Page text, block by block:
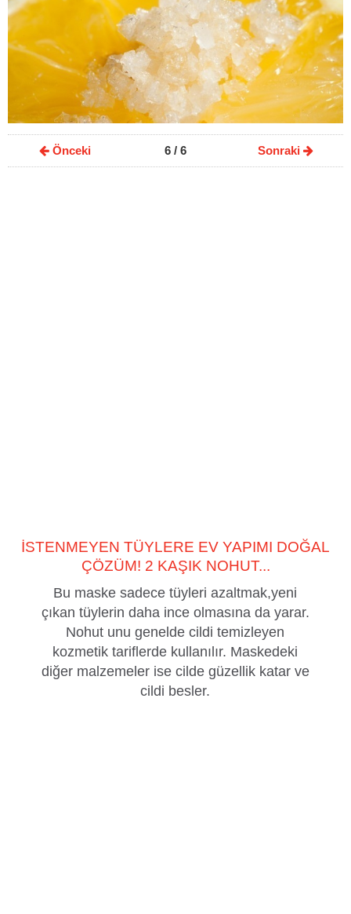
Önceki 6/ 6 Sonraki
İSTENMEYEN TÜYLERE EV YAPIMI DOĞAL
ÇÖZÜM! 2 KAŞIK NOHUT...
Bu maske sadece tüyleri azaltmak,yeni
çıkan tüylerin daha ince olmasına da yarar.
Nohut unu genelde cildi temizleyen
kozmetik tariflerde kullanılır. Maskedeki
diğer malzemeler ise cilde güzellik katar ve
cildi besler.